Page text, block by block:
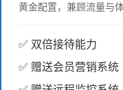
黄金配置，兼顾流量与
✅ 双倍接待能力
✅ 赠送会员营销系统